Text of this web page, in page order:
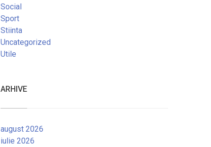
Social
Sport
Stiinta
Uncategorized
Utile
ARHIVE
august 2026
iulie 2026